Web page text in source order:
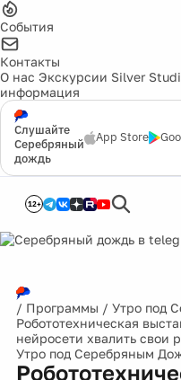
События
Контакты
О нас Экскурсии Silver
информация
Слушайте
Серебряный
дождь
App Store
12+
/ Программы / Утро под
Робототехническая
нейросети хвалить свои
Утро под Серебряным